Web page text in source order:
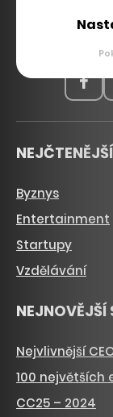
přes
sport,
Byznys
Entertainment
Startupy
Vzdělávání
NEJNOVĚJŠÍ
Nejvlivnější
100 největších
CC25 – 2024